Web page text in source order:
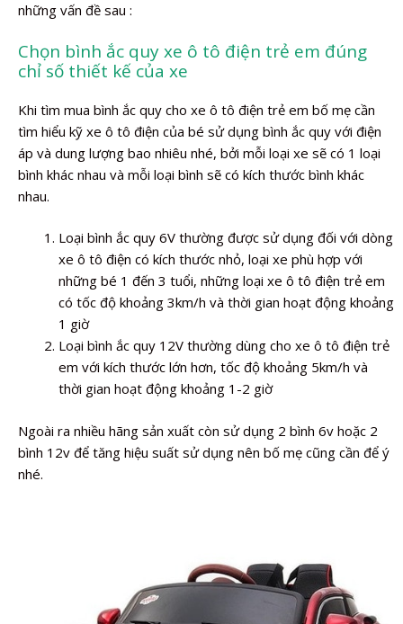
những vấn đề sau :
Chọn bình ắc quy xe ô tô điện trẻ em đúng
chỉ số thiết kế của xe
Khi tìm mua bình ắc quy cho xe ô tô điện trẻ em bố mẹ cần
tìm hiểu kỹ xe ô tô điện của bé sử dụng bình ắc quy với điện
áp và dung lượng bao nhiêu nhé, bởi mỗi loại xe sẽ có 1 loại
bình khác nhau và mỗi loại bình sẽ có kích thước bình khác
nhau.
Loại bình ắc quy 6V thường được sử dụng đối với dòng
xe ô tô điện có kích thước nhỏ, loại xe phù hợp với
những bé 1 đến 3 tuổi, những loại xe ô tô điện trẻ em
có tốc độ khoảng 3km/h và thời gian hoạt động khoảng
1 giờ
Loại bình ắc quy 12V thường dùng cho xe ô tô điện trẻ
em với kích thước lớn hơn, tốc độ khoảng 5km/h và
thời gian hoạt động khoảng 1-2 giờ
Ngoài ra nhiều hãng sản xuất còn sử dụng 2 bình 6v hoặc 2
bình 12v để tăng hiệu suất sử dụng nên bố mẹ cũng cần để ý
nhé.